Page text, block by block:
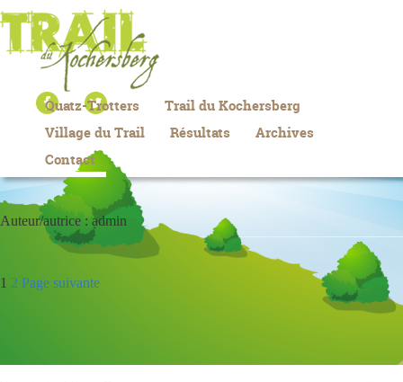
Quatz-Trotters
Trail du Kochersberg
Village du Trail
Résultats
Archives
Contact
Auteur/autrice :admin
Pagination
publications
1 2 Page suivante